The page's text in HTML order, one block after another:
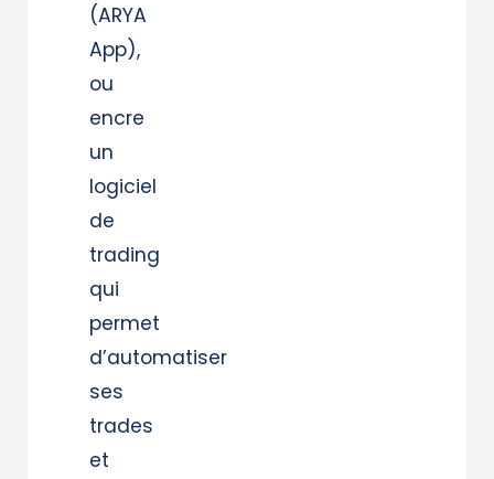
(ARYA
App),
ou
encre
un
logiciel
de
trading
qui
permet
d’automatiser
ses
trades
et